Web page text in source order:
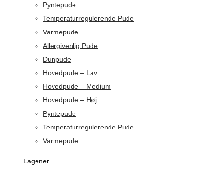
Pyntepude
Temperaturregulerende Pude
Varmepude
Allergivenlig Pude
Dunpude
Hovedpude – Lav
Hovedpude – Medium
Hovedpude – Høj
Pyntepude
Temperaturregulerende Pude
Varmepude
Lagener